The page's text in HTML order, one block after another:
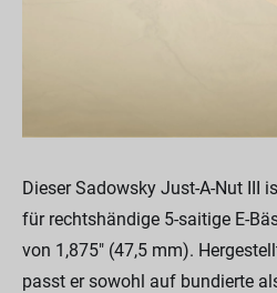
Dieser Sadowsky Just-A-Nut III
für rechtshändige 5-saitige E-
von 1,875" (47,5 mm).
passt er sowohl auf bundierte